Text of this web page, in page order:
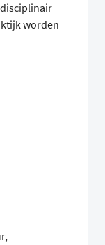
worden